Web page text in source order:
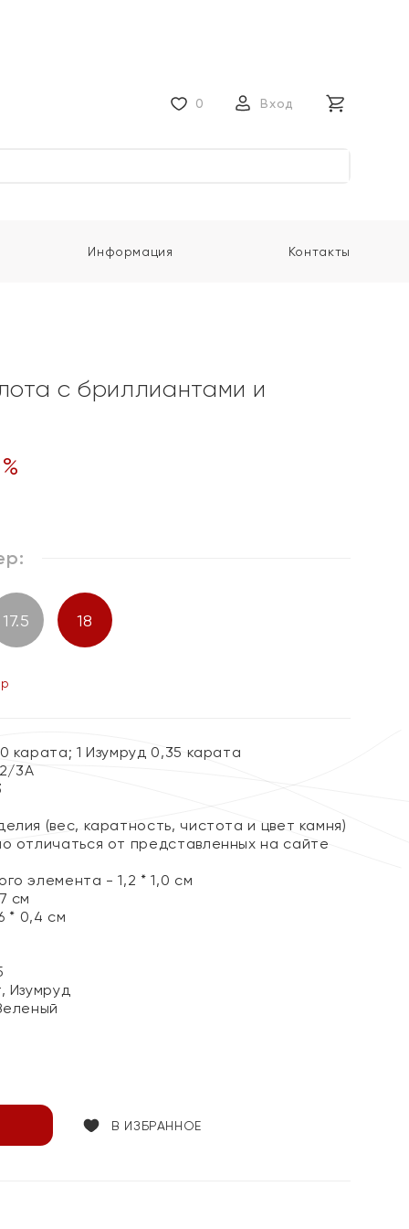
0 Вход
Информация Контакты
с бриллиантами и
%
17.5 18
карата; 1 Изумруд 0,35 карата
3А
(вес, каратность, чистота и цвет камня)
отличаться от представленных на сайте
элемента - 1,2 * 1,0 см
см
* 0,4 см
Изумруд
В ИЗБРАННОЕ